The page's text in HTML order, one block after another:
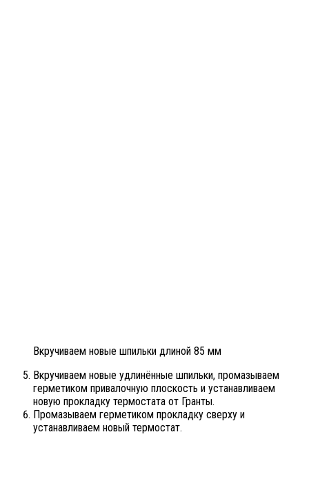
Вкручиваем новые шпильки длиной 85 мм
Вкручиваем новые удлинённые шпильки, промазываем
герметиком привалочную плоскость и устанавливаем
новую прокладку термостата от Гранты.
Промазываем герметиком прокладку сверху и
устанавливаем новый термостат.